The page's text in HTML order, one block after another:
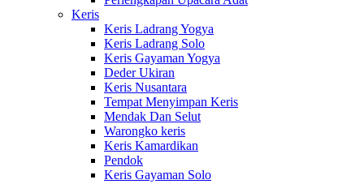
Keris
Keris Ladrang Yogya
Keris Ladrang Solo
Keris Gayaman Yogya
Deder Ukiran
Keris Nusantara
Tempat Menyimpan Keris
Mendak Dan Selut
Warongko keris
Keris Kamardikan
Pendok
Keris Gayaman Solo